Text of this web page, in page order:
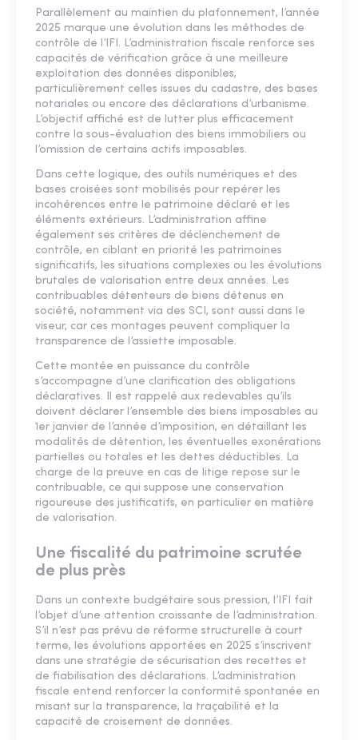
Parallèlement au maintien du plafonnement, l’année
2025 marque une évolution dans les méthodes de
contrôle de l’IFI. L’administration fiscale renforce ses
capacités de vérification grâce à une meilleure
exploitation des données disponibles,
particulièrement celles issues du cadastre, des bases
notariales ou encore des déclarations d’urbanisme.
L’objectif affiché est de lutter plus efficacement
contre la sous-évaluation des biens immobiliers ou
l’omission de certains actifs imposables.
Dans cette logique, des outils numériques et des
bases croisées sont mobilisés pour repérer les
incohérences entre le patrimoine déclaré et les
éléments extérieurs. L’administration affine
également ses critères de déclenchement de
contrôle, en ciblant en priorité les patrimoines
significatifs, les situations complexes ou les évolutions
brutales de valorisation entre deux années. Les
contribuables détenteurs de biens détenus en
société, notamment via des SCI, sont aussi dans le
viseur, car ces montages peuvent compliquer la
transparence de l’assiette imposable.
Cette montée en puissance du contrôle
s’accompagne d’une clarification des obligations
déclaratives. Il est rappelé aux redevables qu’ils
doivent déclarer l’ensemble des biens imposables au
1er janvier de l’année d’imposition, en détaillant les
modalités de détention, les éventuelles exonérations
partielles ou totales et les dettes déductibles. La
charge de la preuve en cas de litige repose sur le
contribuable, ce qui suppose une conservation
rigoureuse des justificatifs, en particulier en matière
de valorisation.
Une fiscalité du patrimoine scrutée
de plus près
Dans un contexte budgétaire sous pression, l’IFI fait
l’objet d’une attention croissante de l’administration.
S’il n’est pas prévu de réforme structurelle à court
terme, les évolutions apportées en 2025 s’inscrivent
dans une stratégie de sécurisation des recettes et
de fiabilisation des déclarations. L’administration
fiscale entend renforcer la conformité spontanée en
misant sur la transparence, la traçabilité et la
capacité de croisement de données.